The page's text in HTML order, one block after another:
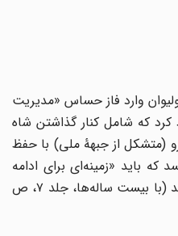
وارد فاز حساس «مدیریت
که شامل کنار گذاشتن شاه
(متشکل از جبهۀ ملی) با حفظ
باید «زمینه‌ای برای ادامه
حضور آمریکا در صحنه» فراهم کند (با بیست ساله‌ها، جلد ۷، ص